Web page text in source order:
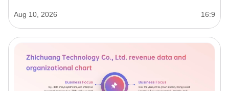
Aug 10, 2026 16:9